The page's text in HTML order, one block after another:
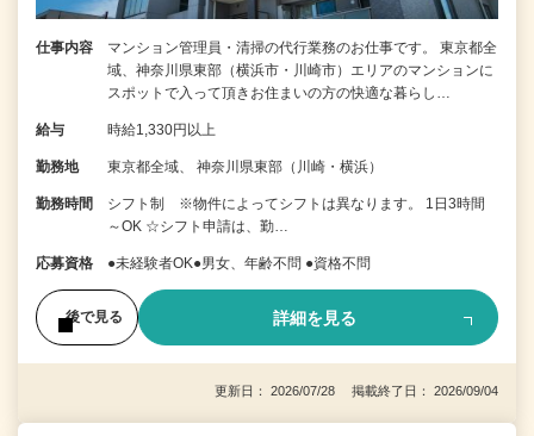
仕事内容
マンション管理員・清掃の代行業務のお仕事です。 東京都全
域、神奈川県東部（横浜市・川崎市）エリアのマンションに
スポットで入って頂きお住まいの方の快適な暮らし…
給与 時給1,330円以上
勤務地 東京都全域、 神奈川県東部（川崎・横浜）
勤務時間
シフト制 ※物件によってシフトは異なります。 1日3時間
～OK ☆シフト申請は、勤…
応募資格 ●未経験者OK●男女、年齢不問 ●資格不問
後で見る 詳細を見る
更新日： 2026/07/28 掲載終了日： 2026/09/04